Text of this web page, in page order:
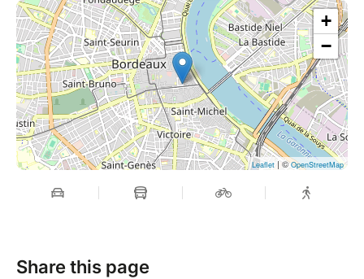
+
−
Leaflet | ©OpenStreetMap
Share this page